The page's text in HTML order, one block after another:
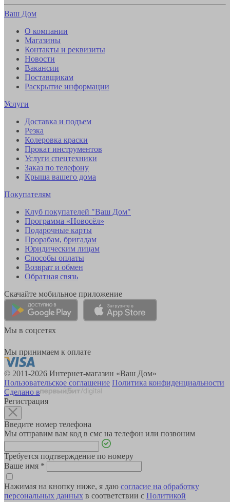
Ваш Дом
О компании
Магазины
Контакты и реквизиты
Новости
Вакансии
Поставщикам
Раскрытие информации
Услуги
Доставка и подъем
Резка
Колеровка краски
Прокат инструментов
Услуги спецтехники
Заказ по телефону
Крыша вашего дома
Покупателям
Клуб покупателей "Ваш Дом"
Программа «Новосёл»
Подарочные карты
Прорабам, бригадам
Юридическим лицам
Способы оплаты
Возврат и обмен
Обратная связь
Скачайте мобильное приложение
Мы в соцсетях
Мы принимаем к оплате
© 2011-2026 Интернет-магазин «Ваш Дом»
Пользовательское соглашение Политика конфиденциальности
Сделано в
Регистрация
Введите номер телефона
Мы отправим вам код в смс на телефон или позвоним
Требуется подтверждение по номеру
Ваше имя *
Нажимая на кнопку ниже, я даю согласие на обработку
персональных данных в соответствии с Политикой